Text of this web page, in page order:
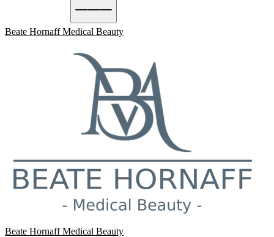
Beate Hornaff Medical Beauty
Beate Hornaff Medical Beauty